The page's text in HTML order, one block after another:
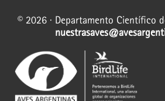
© 2026 · Departamento Científico